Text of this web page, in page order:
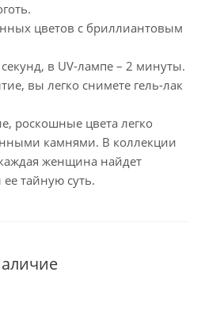
цветов с бриллиантовым
в UV-лампе – 2 минуты.
вы легко снимете гель-лак
роскошные цвета легко
камнями. В коллекции
женщина найдет
тайную суть.